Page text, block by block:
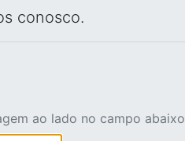
conosco.
ao lado no campo abaixo